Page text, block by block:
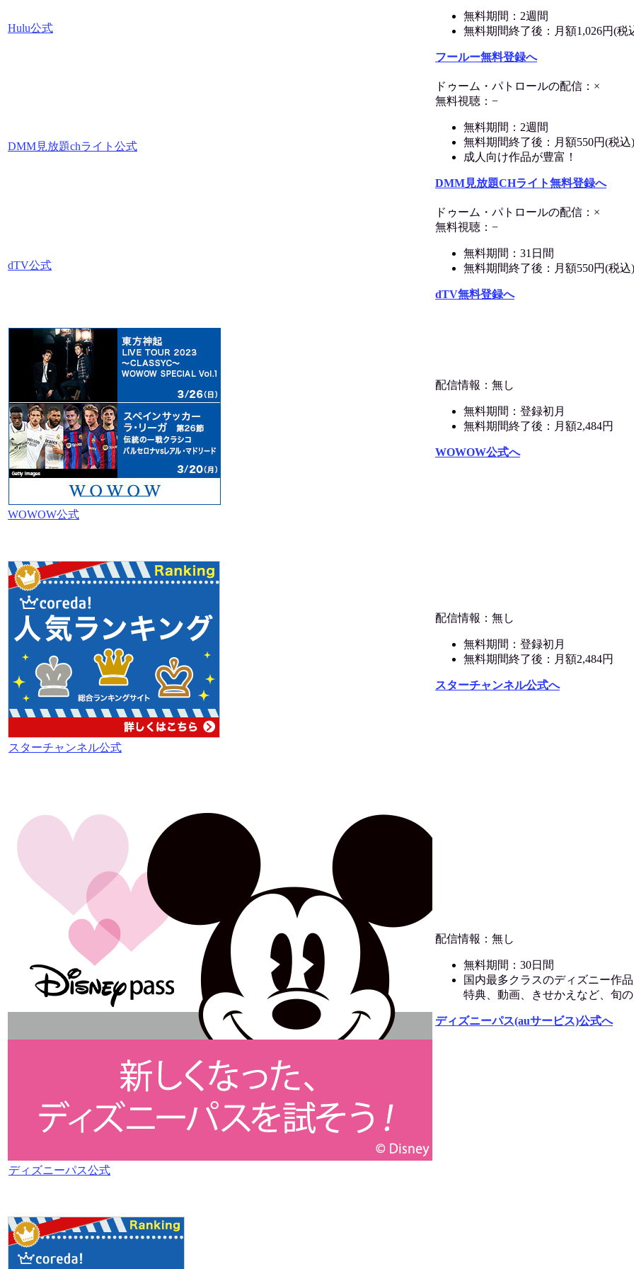
Hulu公式
無料期間：2週間
無料期間終了後：月額1,026円(税
フールー無料登録へ
DMM見放題chライト公式
ドゥーム・パトロールの配信：×
無料視聴：−
無料期間：2週間
無料期間終了後：月額550円(税込)
成人向け作品が豊富！
DMM見放題CHライト無料登録へ
dTV公式
ドゥーム・パトロールの配信：×
無料視聴：−
無料期間：31日間
無料期間終了後：月額550円(税込)
dTV無料登録へ
WOWOW公式
配信情報：無し
無料期間：登録初月
無料期間終了後：月額2,484円
WOWOW公式へ
スターチャンネル公式
配信情報：無し
無料期間：登録初月
無料期間終了後：月額2,484円
スターチャンネル公式へ
ディズニーパス公式
配信情報：無し
無料期間：30日間
国内最多クラスのディズニー作
特典、動画、きせかえなど、旬
ディズニーパス(auサービス)公式へ